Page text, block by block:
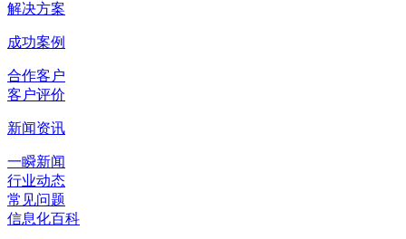
解决方案
成功案例
合作客户
客户评价
新闻资讯
一瞬新闻
行业动态
常见问题
信息化百科